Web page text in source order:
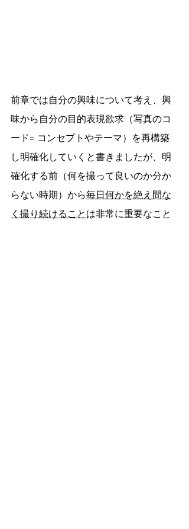
前章では自分の興味について考え、興
味から自分の目的表現欲求（写真のコ
ード= コンセプトやテーマ）を再構築
し明確化していくと書きましたが、明
確化する前（何を撮って良いのか分か
らない時期）から毎日何かを絶え間な
く撮り続けることは非常に重要なこと